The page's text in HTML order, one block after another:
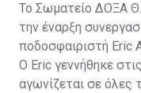
Το Σωματείο ΔΟΞΑ
την έναρξη
ποδοσφαιριστή Eric
Ο Eric γεννήθηκε
αγωνίζεται σε όλες